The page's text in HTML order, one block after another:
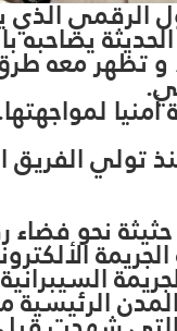
الذي
و تظهر معه
أمنيا
تولي الفريق
نحو